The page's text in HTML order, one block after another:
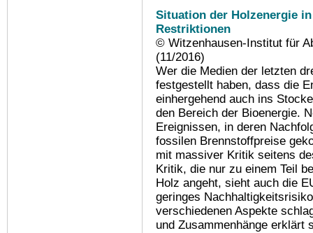
Situation der Holzenergie
Restriktionen
© Witzenhausen-Institut für
(11/2016)
Wer die Medien der letzten
festgestellt haben, dass die
einhergehend auch ins
den Bereich der Bioenergie.
Ereignissen, in deren
fossilen Brennstoffpreise
mit massiver Kritik seitens
Kritik, die nur zu einem Teil
Holz angeht, sieht auch die
geringes
verschiedenen Aspekte
und Zusammenhänge erklärt